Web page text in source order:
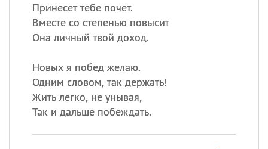
Принесет тебе почет.
Вместе со степенью повысит
Она личный твой доход.
Новых я побед желаю.
Одним словом, так держать!
Жить легко, не унывая,
Так и дальше побеждать.